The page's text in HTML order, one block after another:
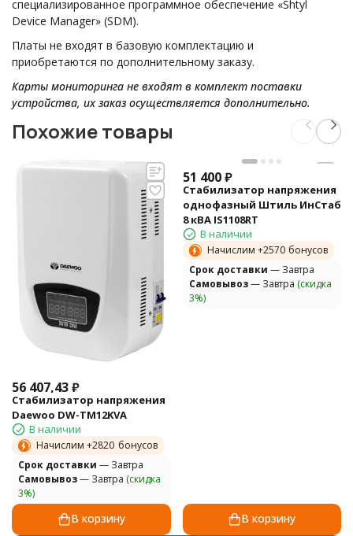
специализированное программное обеспечение «Shtyl
Device Manager» (SDM).
Платы не входят в базовую комплектацию и
приобретаются по дополнительному заказу.
Карты мониторинга не входят в комплект поставки
устройства, их заказ осуществляется дополнительно.
Похожие товары
56 407,43₽
Стабилизатор напряжения
Daewoo DW-TM12KVA
В наличии
Начислим +2820 бонусов
Cрок доставки — Завтра
Самовывоз— Завтра (скидка
3%)
В корзину
51 400 ₽
Стабилизатор напряжения
однофазный Штиль ИнСтаб
8 кВА IS1108RT
В наличии
Начислим +2570 бонусов
Cрок доставки — Завтра
Самовывоз— Завтра (скидка
3%)
В корзину